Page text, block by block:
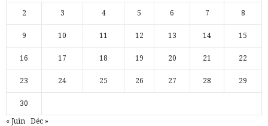
2 3 4 5 6 7 8
9 10 11 12 13 14 15
16 17 18 19 20 21 22
23 24 25 26 27 28 29
30
« Juin Déc »